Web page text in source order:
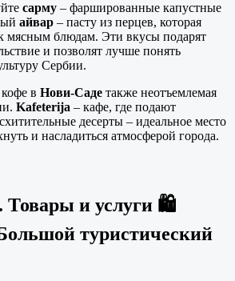
сарму – фаршированные капустные
айвар – пасту из перцев, которая
мясным блюдам. Эти вкусы подарят
и позволят лучше понять
Сербии.
в Нови-Саде также неотъемлемая
Kafeterija – кафе, где подают
десерты – идеальное место
и насладиться атмосферой города.
Товары и услуги 🛍
туристический